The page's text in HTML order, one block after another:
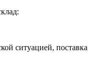
ситуацией,